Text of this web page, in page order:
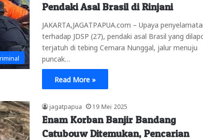
Pendaki Asal Brasil di Rinjani
JAKARTA,JAGATPAPUA.com – Upaya
terhadap JDSP (27), pendaki asal Brasil yang
terjatuh di tebing Cemara Nunggal, jalur menuju
puncak…
Read More »
jagatpapua 19 Mei 2025
Enam Korban Banjir Bandang
Catubouw Ditemukan, Pencarian